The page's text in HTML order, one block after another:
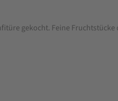
gekocht. Feine